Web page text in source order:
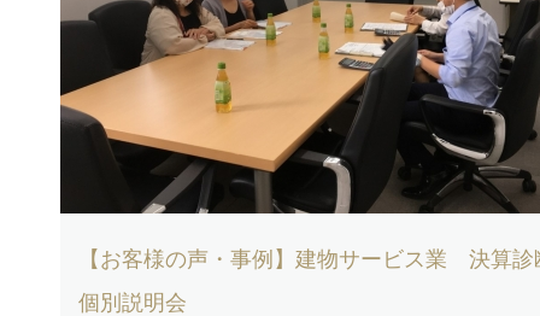
【お客様の声・事例】建物サービス業 決算診
個別説明会